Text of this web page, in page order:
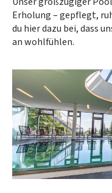
Erholung – gepflegt,
du hier dazu bei, dass
an wohlfühlen.